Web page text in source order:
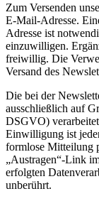
Zum Versenden
E-Mail-Adresse.
Adresse ist
einzuwilligen.
freiwillig. Die
Versand des
Die bei der
ausschließlich auf
DSGVO)
Einwilligung ist
formlose Mitteilung
„Austragen“-Link
erfolgten
unberührt.